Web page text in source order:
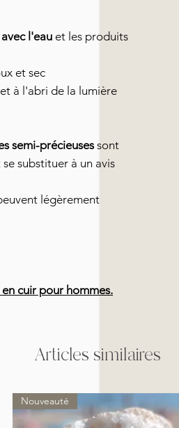
l'eau et les produits
et sec
à l'abri de la lumière
semi-précieusessont
substituer à un avis
légèrement
cuir pour hommes.
Articles similaires
Nouveauté